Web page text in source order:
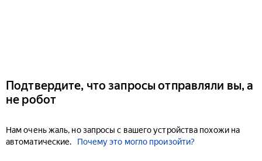
Подтвердите, что запросы отправляли вы, а
не робот
Нам очень жаль, но запросы с вашего устройства похожи на
автоматические.
Почему это могло произойти?